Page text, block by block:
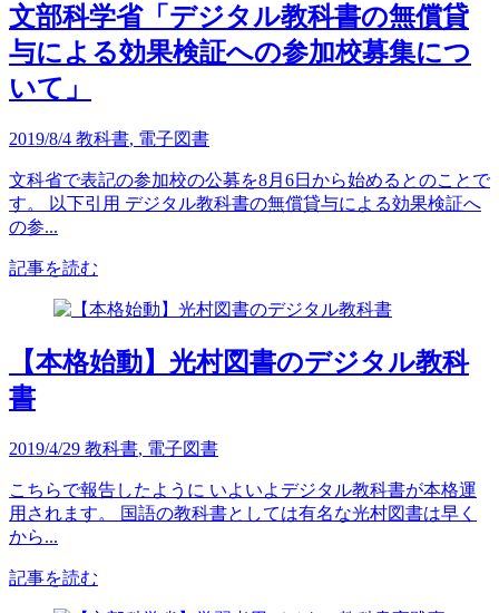
文部科学省「デジタル教科書の無償貸
与による効果検証への参加校募集につ
いて」
2019/8/4 教科書, 電子図書
文科省で表記の参加校の公募を8月6日から始めるとのことで
す。 以下引用 デジタル教科書の無償貸与による効果検証へ
の参...
記事を読む
【本格始動】光村図書のデジタル教科
書
2019/4/29 教科書, 電子図書
こちらで報告したように いよいよデジタル教科書が本格運
用されます。 国語の教科書としては有名な光村図書は早く
から...
記事を読む